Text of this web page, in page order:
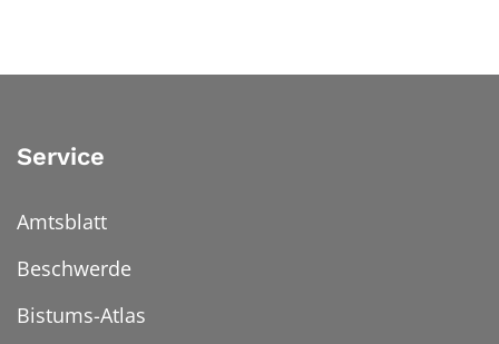
Service
Amtsblatt
Beschwerde
Bistums-Atlas